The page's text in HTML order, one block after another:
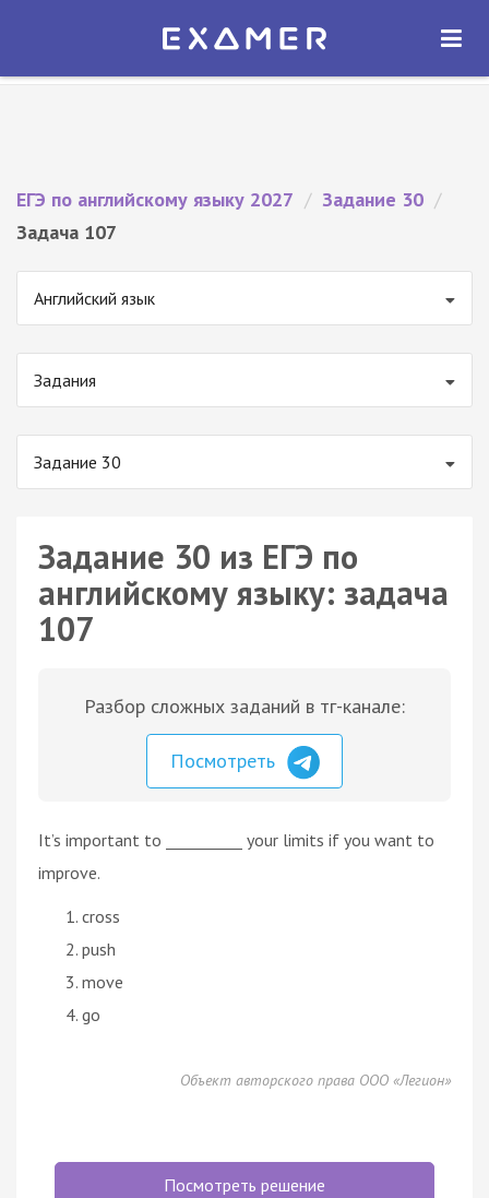
Экзамер — ЕГЭ 2027
ОТКРЫТЬ
ЕГЭ по английскому языку 2027 / Задание 30 /
Задача 107
Английский язык
Задания
Задание 30
Задание 30 из ЕГЭ по
английскому языку: задача
107
Разбор сложных заданий в тг-канале:
Посмотреть
It’s important to __________ your limits if you want to
improve.
cross
push
move
go
Объект авторского права ООО «Легион»
Посмотреть решение